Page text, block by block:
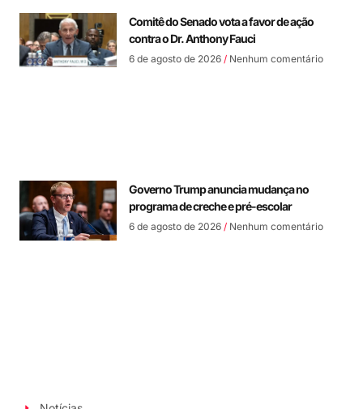
Comitê do Senado vota a favor de ação
contra o Dr. Anthony Fauci
6 de agosto de 2026 Nenhum comentário
Governo Trump anuncia mudança no
programa de creche e pré-escolar
6 de agosto de 2026 Nenhum comentário